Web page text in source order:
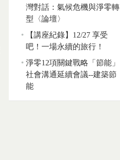
灣對話：氣候危機與淨零轉
型〈論壇〉
【講座紀錄】12/27 享受
吧！一場永續的旅行！
淨零12項關鍵戰略「節能」
社會溝通延續會議--建築節
能